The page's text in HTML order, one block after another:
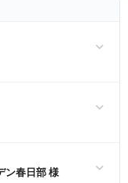
ン春日部 様